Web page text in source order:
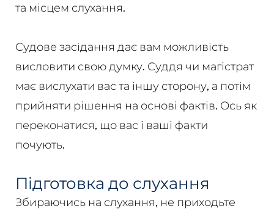
та місцем слухання.
Судове засідання дає вам можливість
висловити свою думку. Суддя чи магістрат
має вислухати вас та іншу сторону, а потім
прийняти рішення на основі фактів. Ось як
переконатися, що вас і ваші факти
почують.
Підготовка до слухання
Збираючись на слухання, не приходьте